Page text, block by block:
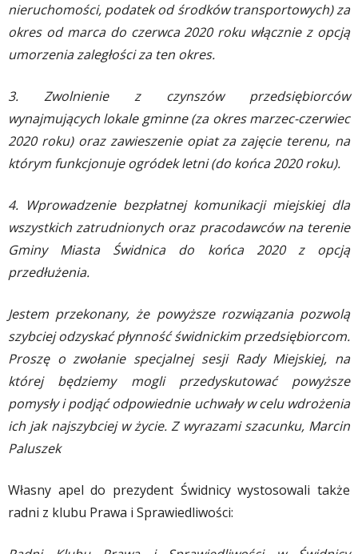
nieruchomości, podatek od środków transportowych) za
okres od marca do czerwca 2020 roku włącznie z opcją
umorzenia zaległości za ten okres.
3. Zwolnienie z czynszów przedsiębiorców
wynajmujących lokale gminne (za okres marzec-czerwiec
2020 roku) oraz zawieszenie opiat za zajęcie terenu, na
którym funkcjonuje ogródek letni (do końca 2020 roku).
4. Wprowadzenie bezpłatnej komunikacji miejskiej dla
wszystkich zatrudnionych oraz pracodawców na terenie
Gminy Miasta Świdnica do końca 2020 z opcją
przedłużenia.
Jestem przekonany, że powyższe rozwiązania pozwolą
szybciej odzyskać płynność świdnickim przedsiębiorcom.
Proszę o zwołanie specjalnej sesji Rady Miejskiej, na
której będziemy mogli przedyskutować powyższe
pomysły i podjąć odpowiednie uchwały w celu wdrożenia
ich jak najszybciej w życie. Z wyrazami szacunku, Marcin
Paluszek
Własny apel do prezydent Świdnicy wystosowali także
radni z klubu Prawa i Sprawiedliwości: